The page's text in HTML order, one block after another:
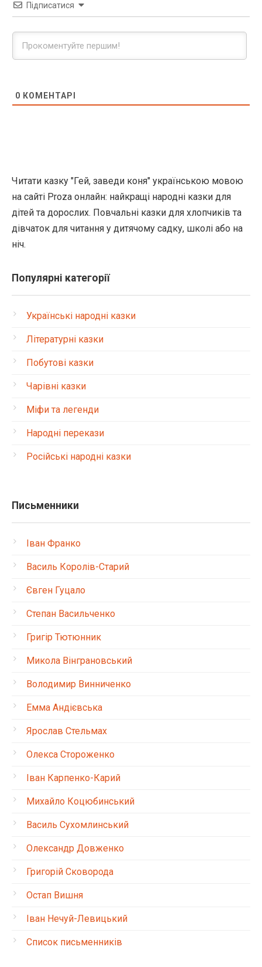
Підписатися
0 КОМЕНТАРІ
Читати казку "Гей, заведи коня" українською мовою
на сайті Proza онлайн: найкращі народні казки для
дітей та дорослих. Повчальні казки для хлопчиків та
дівчаток для читання у дитячому садку, школі або на
ніч.
Популярні категорії
Українські народні казки
Літературні казки
Побутові казки
Чарівні казки
Міфи та легенди
Народні перекази
Російські народні казки
Письменники
Іван Франко
Василь Королів-Старий
Євген Гуцало
Степан Васильченко
Григір Тютюнник
Микола Вінграновський
Володимир Винниченко
Емма Андієвська
Ярослав Стельмах
Олекса Стороженко
Іван Карпенко-Карий
Михайло Коцюбинський
Василь Сухомлинський
Олександр Довженко
Григорій Сковорода
Остап Вишня
Іван Нечуй-Левицький
Список письменників